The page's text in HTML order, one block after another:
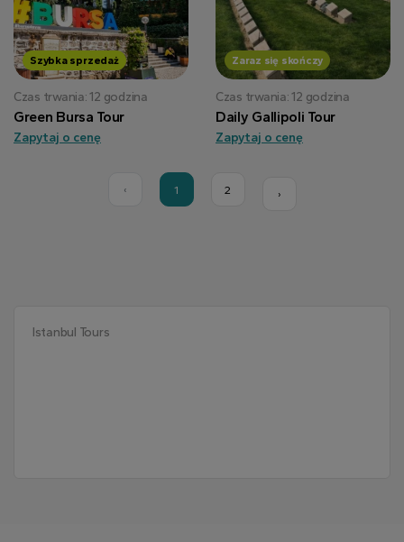
Szybka sprzedaż
Czas trwania: 12 godzina
Green Bursa Tour
Zapytaj o cenę
Zaraz się skończy
Czas trwania: 12 godzina
Daily Gallipoli Tour
Zapytaj o cenę
‹ 1 2 ›
Istanbul Tours